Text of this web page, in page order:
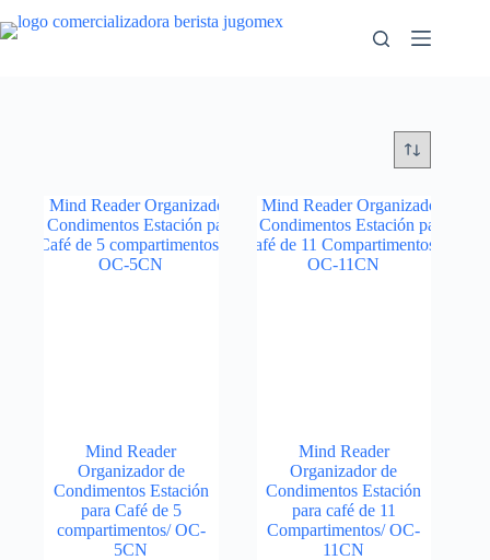
al
Mind Reader
Organizador de
Condimentos Estación
para Café de 5
compartimentos/ OC-
5CN
Mind Reader
Organizador de
Condimentos Estación
para café de 11
Compartimentos/ OC-
11CN